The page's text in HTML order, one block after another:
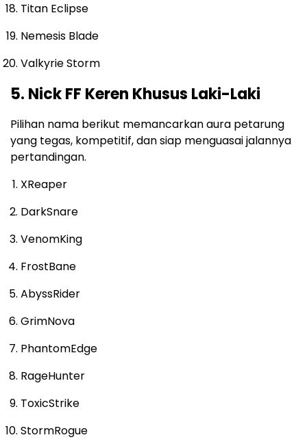
Titan Eclipse
Nemesis Blade
Valkyrie Storm
5. Nick FF Keren Khusus Laki-Laki
Pilihan nama berikut memancarkan aura petarung
yang tegas, kompetitif, dan siap menguasai jalannya
pertandingan.
XReaper
DarkSnare
VenomKing
FrostBane
AbyssRider
GrimNova
PhantomEdge
RageHunter
ToxicStrike
StormRogue